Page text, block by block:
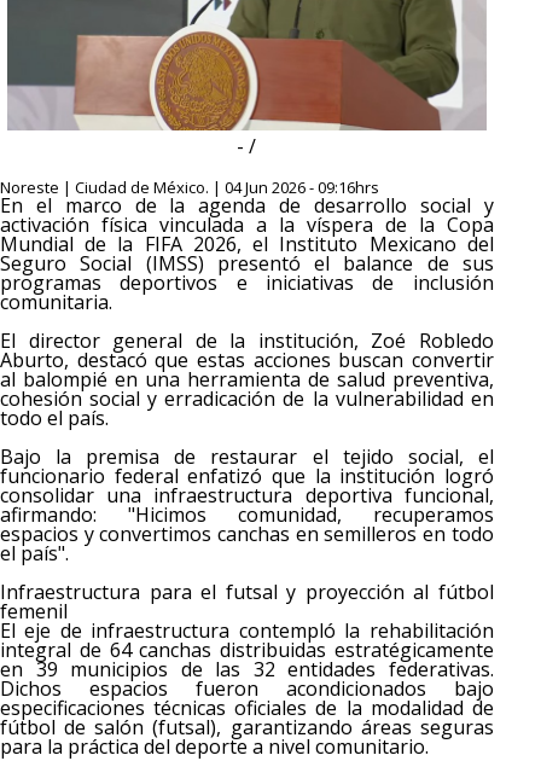
- /
Noreste | Ciudad de México. | 04 Jun 2026 - 09:16hrs
En el marco de la agenda de desarrollo social y
activación física vinculada a la víspera de la Copa
Mundial de la FIFA 2026, el Instituto Mexicano del
Seguro Social (IMSS) presentó el balance de sus
programas deportivos e iniciativas de inclusión
comunitaria.
El director general de la institución, Zoé Robledo
Aburto, destacó que estas acciones buscan convertir
al balompié en una herramienta de salud preventiva,
cohesión social y erradicación de la vulnerabilidad en
todo el país.
Bajo la premisa de restaurar el tejido social, el
funcionario federal enfatizó que la institución logró
consolidar una infraestructura deportiva funcional,
afirmando: "Hicimos comunidad, recuperamos
espacios y convertimos canchas en semilleros en todo
el país".
Infraestructura para el futsal y proyección al fútbol
femenil
El eje de infraestructura contempló la rehabilitación
integral de 64 canchas distribuidas estratégicamente
en 39 municipios de las 32 entidades federativas.
Dichos espacios fueron acondicionados bajo
especificaciones técnicas oficiales de la modalidad de
fútbol de salón (futsal), garantizando áreas seguras
para la práctica del deporte a nivel comunitario.